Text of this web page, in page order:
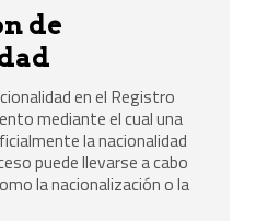
de
en el Registro
mediante el cual una
la nacionalidad
puede llevarse a cabo
la nacionalización o la